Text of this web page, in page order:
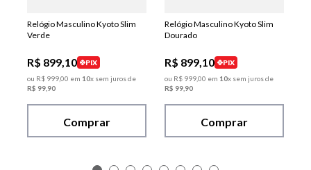
Relógio Masculino Kyoto Slim
Verde
R$ 899,10
PIX
ou R$ 99900 em 10x sem juros de
R$ 99 90
Comprar
Relógio Masculino Kyoto Slim
Dourado
R$ 899,10
PIX
ou R$ 99900 em 10x sem juros de
R$ 99 90
Comprar